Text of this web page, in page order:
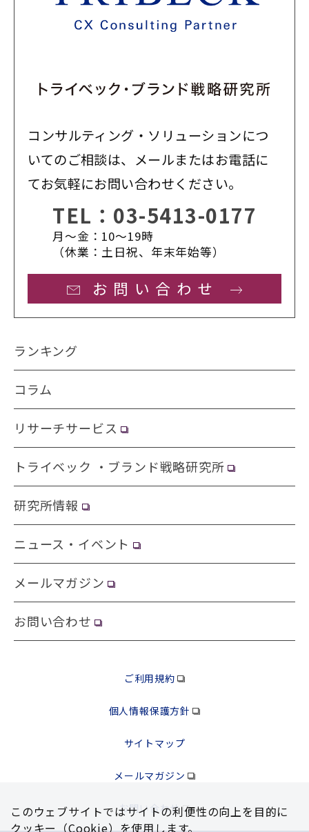
コンサルティング・ソリューションにつ
いてのご相談は、メールまたはお電話に
てお気軽にお問い合わせください。
TEL： 03-5413-0177
月〜金：10〜19時
（休業：土日祝、年末年始等）
お問い合わせ
ランキング
コラム
リサーチサービス
トライベック ・ブランド戦略研究所
研究所情報
ニュース・イベント
メールマガジン
お問い合わせ
ご利用規約
個人情報保護方針
サイトマップ
メールマガジン
お問い合わせ
このウェブサイトではサイトの利便性の向上を⽬的に
クッキー（Cookie）を使⽤します。